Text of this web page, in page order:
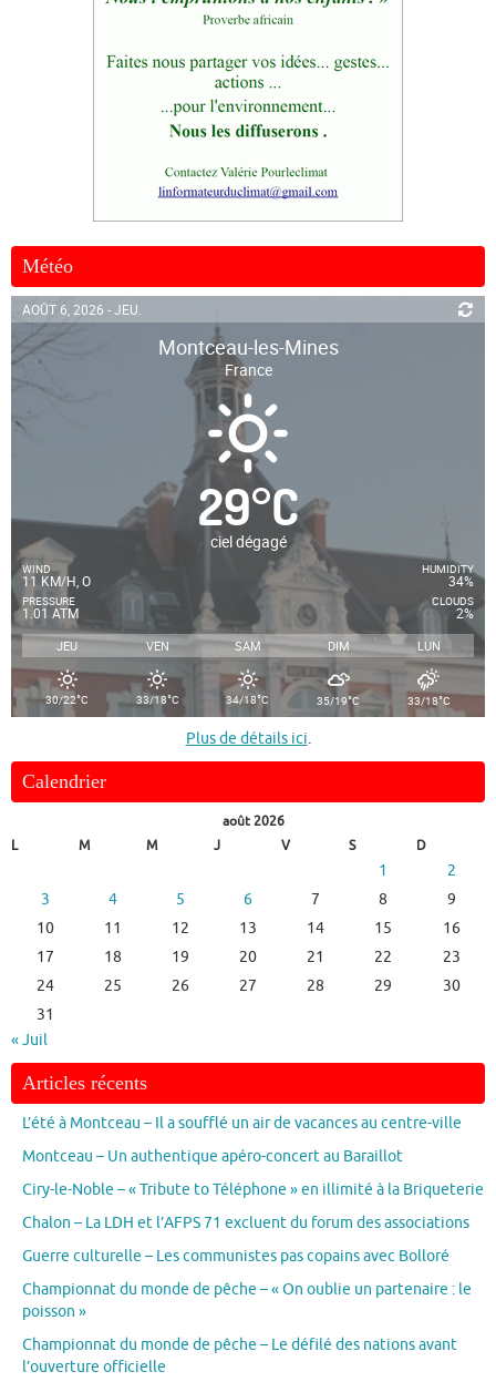
Météo
AOÛT 6, 2026 - JEU.
Montceau-les-Mines
France
29°C
ciel dégagé
WIND
11 KM/H, O
PRESSURE
1.01 ATM
HUMIDITY
34%
CLOUDS
2%
JEU VEN SAM DIM LUN
30/22°C 33/18°C 34/18°C 35/19°C 33/18°C
Plus de détails ici.
Calendrier
août 2026
L
M M J V S D
1
2
3
4 5 6 7 8
9
10
11 12 13 14 15
16
17
18 19 20 21 22
23
24
25 26 27 28 29
30
31
« Juil
Articles récents
L’été à Montceau – Il a soufflé un air de vacances au centre-ville
Montceau – Un authentique apéro-concert au Baraillot
Ciry-le-Noble – « Tribute to Téléphone » en illimité à la Briqueterie
Chalon – La LDH et l’AFPS 71 excluent du forum des associations
Guerre culturelle – Les communistes pas copains avec Bolloré
Championnat du monde de pêche – « On oublie un partenaire : le
poisson »
Championnat du monde de pêche – Le défilé des nations avant
l’ouverture officielle